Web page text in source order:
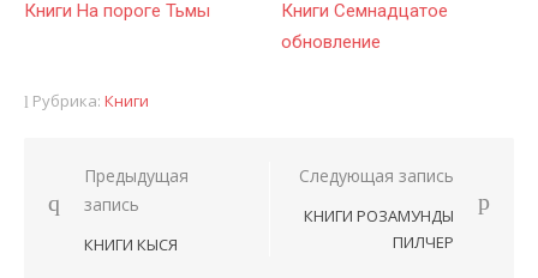
Книги На пороге Тьмы
Книги Семнадцатое
обновление
Рубрика: Книги
Навигация
Предыдущая
запись
КНИГИ КЫСЯ
Следующая запись
КНИГИ РОЗАМУНДЫ
ПИЛЧЕР